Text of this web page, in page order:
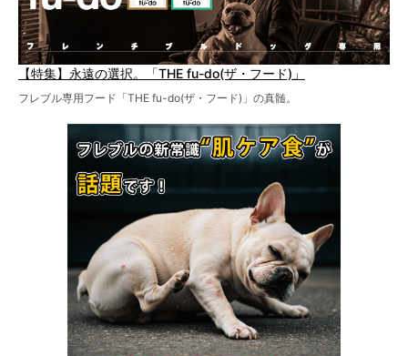
【特集】永遠の選択。「THE fu-do(ザ・フード)」
フレブル専用フード「THE fu-do(ザ・フード)」の真髄。